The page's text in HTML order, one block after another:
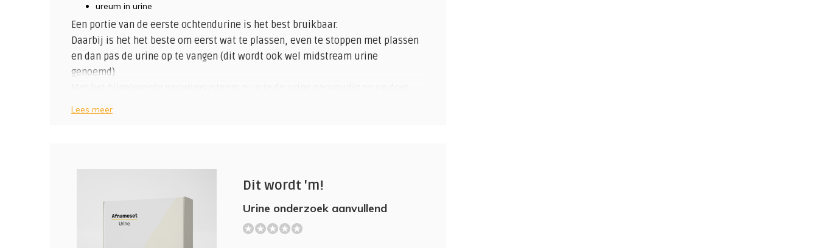
ureum in urine
Een portie van de eerste ochtendurine is het best bruikbaar.
Daarbij is het het beste om eerst wat te plassen, even te stoppen met plassen
en dan pas de urine op te vangen (dit wordt ook wel midstream urine
genoemd).
het buisje op de post in het bijgeleverde verzendmateriaal.
Scheidt het lichaam gedurende 24 uur 30 tot 300 milligram albumine uit óf 20
tot 200 milliliter per liter urine, dan is dit een typerend voorteken van
nierschade veroorzaakt door diabetes of hoge bloeddruk.
Lees meer
Dit wordt 'm!
Urine onderzoek aanvullend
(0)